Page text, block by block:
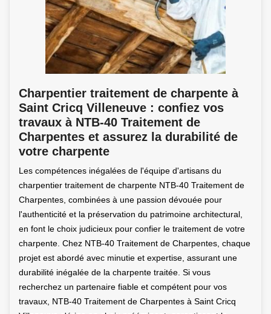
Charpentier traitement de charpente à
Saint Cricq Villeneuve : confiez vos
travaux à NTB-40 Traitement de
Charpentes et assurez la durabilité de
votre charpente
Les compétences inégalées de l'équipe d'artisans du
charpentier traitement de charpente NTB-40 Traitement de
Charpentes, combinées à une passion dévouée pour
l'authenticité et la préservation du patrimoine architectural,
en font le choix judicieux pour confier le traitement de votre
charpente. Chez NTB-40 Traitement de Charpentes, chaque
projet est abordé avec minutie et expertise, assurant une
durabilité inégalée de la charpente traitée. Si vous
recherchez un partenaire fiable et compétent pour vos
travaux, NTB-40 Traitement de Charpentes à Saint Cricq